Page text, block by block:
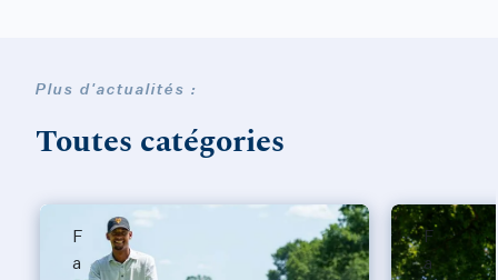
Plus d'actualités :
Toutes catégories
F
a
F
a